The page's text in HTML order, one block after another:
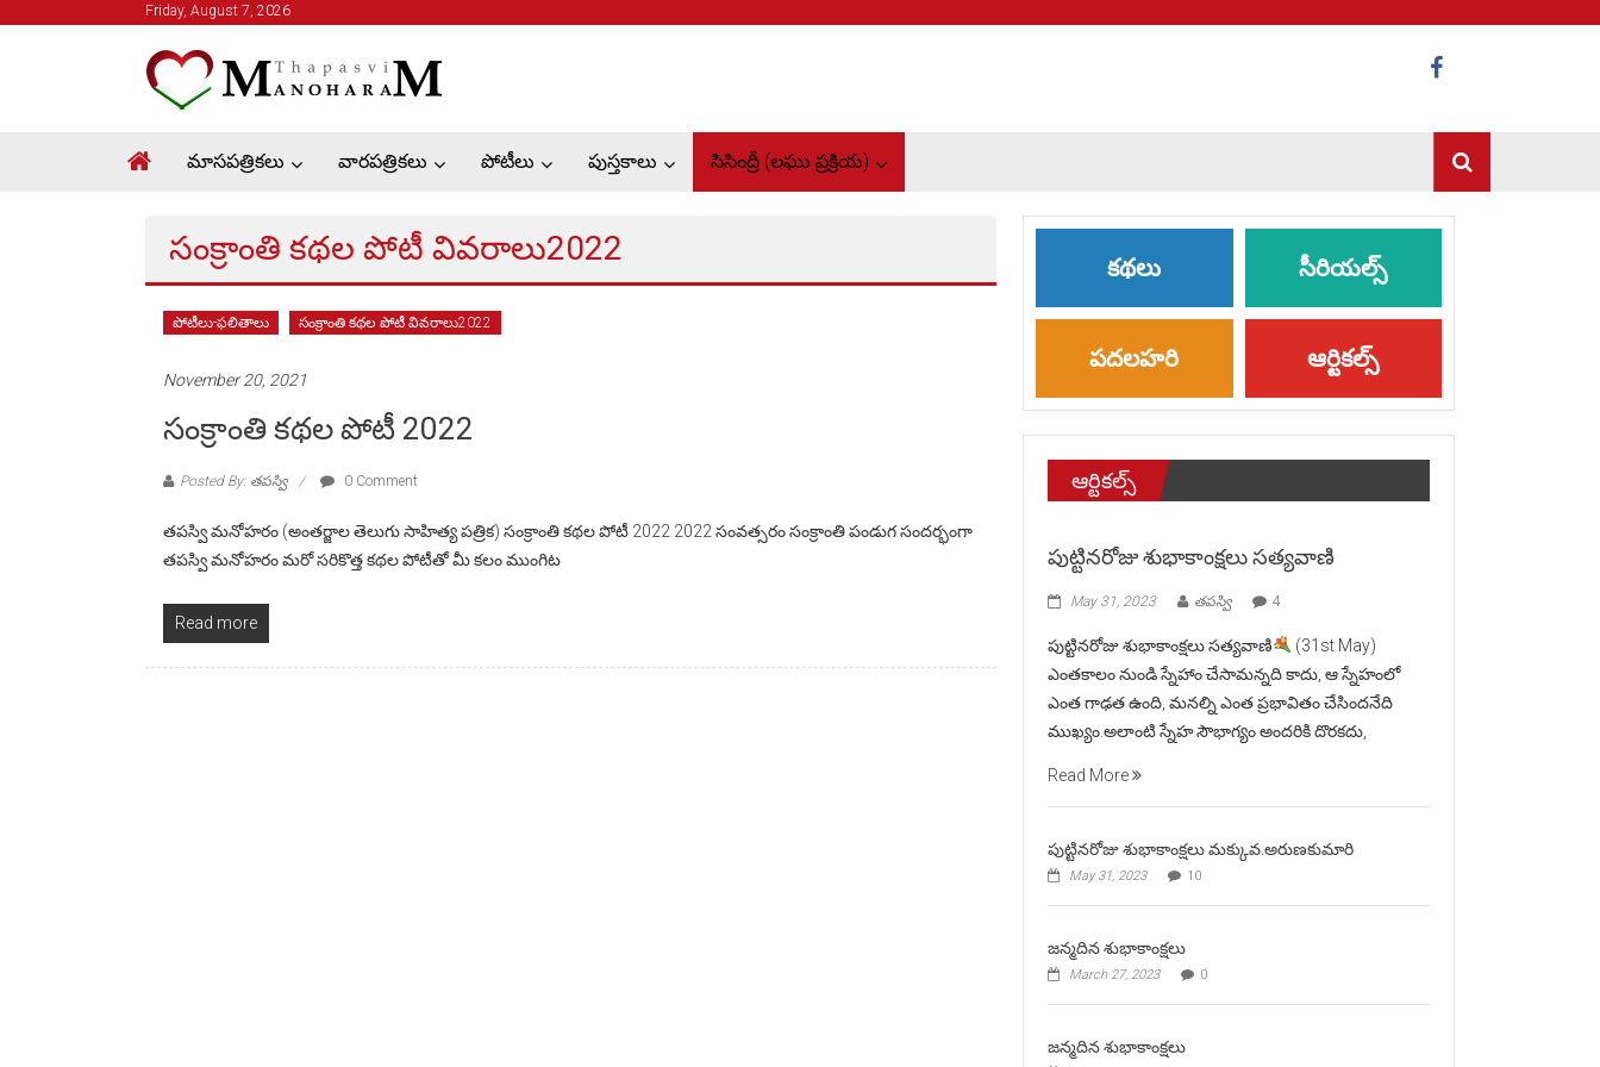
Friday, August 7, 2026
Thapasvi
Manoharam
మాసపత్రికలు వారపత్రికలు పోటీలు పుస్తకాలు సిసింద్రీ (లఘు ప్రక్రియ)
సంక్రాంతి కథల పోటీ వివరాలు2022
పోటీలు-ఫలితాలు సంక్రాంతి కథల పోటీ వివరాలు2022
November 20, 2021
సంక్రాంతి కథల పోటీ 2022
Posted By: తపస్వి 0 Comment
తపస్వి మనోహరం (అంతర్జాల తెలుగు సాహిత్య పత్రిక) సంక్రాంతి కథల పోటీ 2022 2022 సంవత్సరం సంక్రాంతి పండుగ సందర్భంగా
తపస్వి మనోహరం మరో సరికొత్త కథల పోటీతో మీ కలం ముంగిట
Read more
కథలు సీరియల్స్
పదలహరి ఆర్టికల్స్
ఆర్టికల్స్
పుట్టినరోజు శుభాకాంక్షలు సత్యవాణి
May 31, 2023 తపస్వి 4
పుట్టినరోజు శుభాకాంక్షలు సత్యవాణి
(31st May)
ఎంతకాలం నుండి స్నేహాం చేసామన్నది కాదు, ఆ స్నేహంలో
ఎంత గాఢత ఉంది, మనల్ని ఎంత ప్రభావితం చేసిందనేది
ముఖ్యం.అలాంటి స్నేహ సౌభాగ్యం అందరికి దొరకదు,
Read More
పుట్టినరోజు శుభాకాంక్షలు మక్కువ.అరుణకుమారి
May 31, 2023 10
జన్మదిన శుభాకాంక్షలు
March 27, 2023 0
జన్మదిన శుభాకాంక్షలు